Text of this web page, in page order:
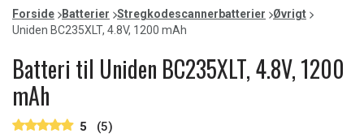
01
of
2
Forside Batterier Stregkodescannerbatterier
Øvrigt
Uniden BC235XLT, 4.8V, 1200 mAh
Batteri til Uniden BC235XLT, 4.8V, 1200
mAh
5 (5)